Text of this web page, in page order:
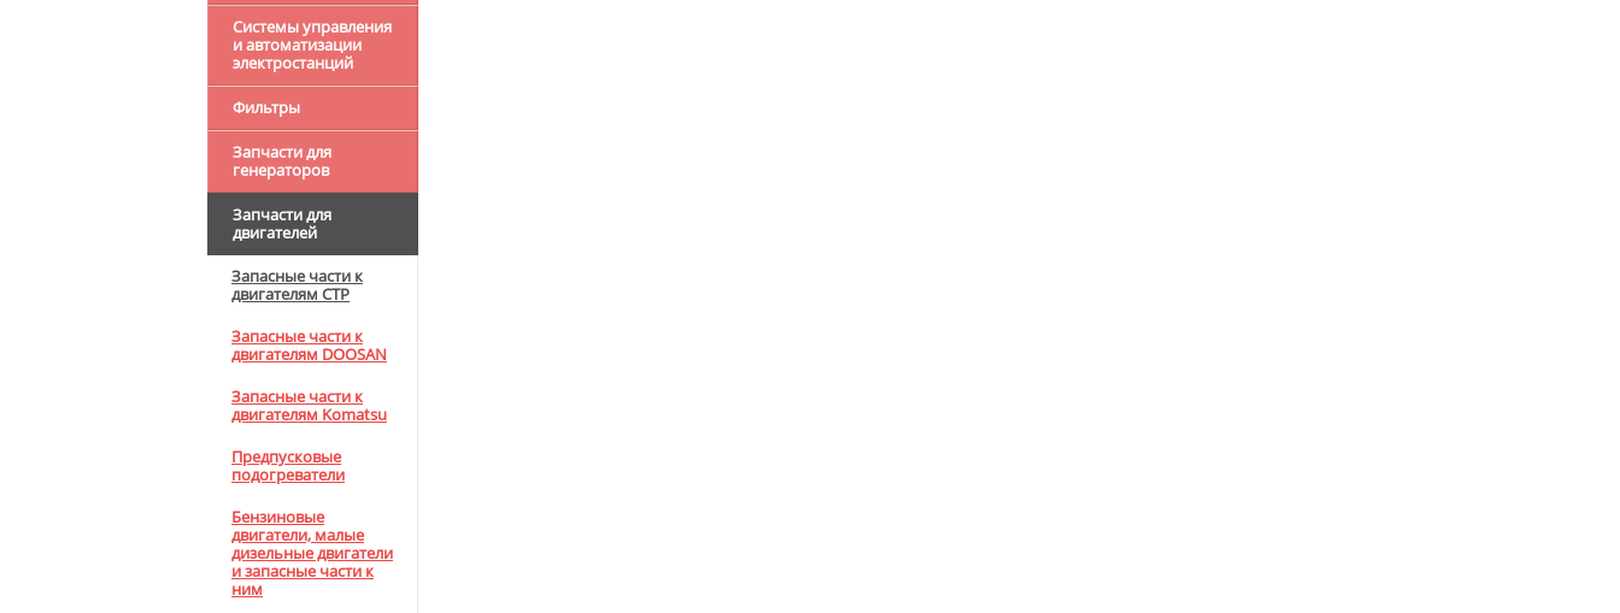
Системы управления
и автоматизации
электростанций
Фильтры
Запчасти для
генераторов
Запчасти для
двигателей
Запасные части к
двигателям CTP
Запасные части к
двигателям DOOSAN
Запасные части к
двигателям Komatsu
Предпусковые
подогреватели
Бензиновые
двигатели, малые
дизельные двигатели
и запасные части к
ним